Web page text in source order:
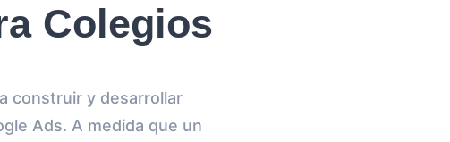
Colegios
construir y desarrollar
Ads. A medida que un